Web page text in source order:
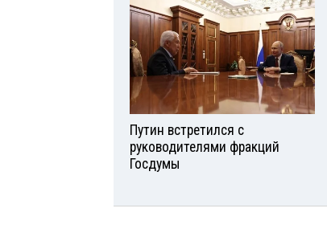
Путин встретился с
руководителями фракций
Госдумы